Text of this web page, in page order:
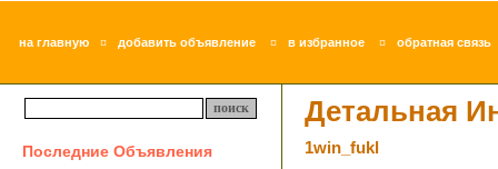
на главную ¤ добавить объявление ¤ в избранное ¤ обратная связь
Последние Объявления
Детальная
1win_fukl